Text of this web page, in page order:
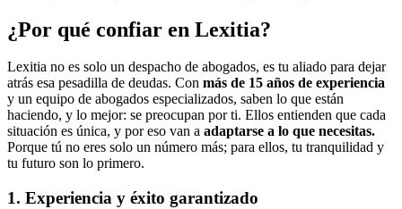
¿Por qué confiar en Lexitia?
Lexitia no es solo un despacho de abogados, es tu aliado para dejar
atrás esa pesadilla de deudas. Con más de 15 años de experiencia
y un equipo de abogados especializados, saben lo que están
haciendo, y lo mejor: se preocupan por ti. Ellos entienden que cada
situación es única, y por eso van a adaptarse a lo que necesitas.
Porque tú no eres solo un número más; para ellos, tu tranquilidad y
tu futuro son lo primero.
1. Experiencia y éxito garantizado